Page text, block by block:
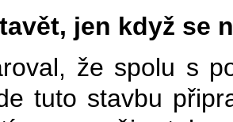
jen když se
že spolu s
tuto stavbu